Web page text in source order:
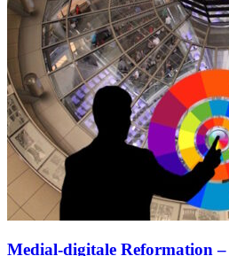
Medial-digitale Reformation –